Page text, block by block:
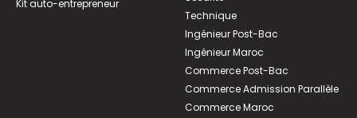
Kit auto-entrepreneur
Technique
Ingénieur Post-Bac
Ingénieur Maroc
Commerce Post-Bac
Commerce Admission Parallèle
Commerce Maroc